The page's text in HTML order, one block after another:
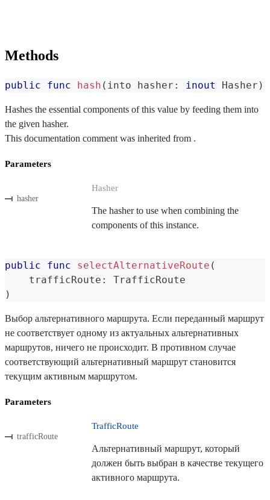
Methods
public func hash ( into hasher : inout Hasher )
Hashes the essential components of this value by feeding them into
the given hasher.
This documentation comment was inherited from .
Parameters
hasher
Hasher
The hasher to use when combining the
components of this instance.
public func selectAlternativeRoute (
    trafficRoute
:
TrafficRoute
)
Выбор альтернативного маршрута. Если переданный маршрут
не соответствует одному из актуальных альтернативных
маршрутов, ничего не происходит. В противном случае
соответствующий альтернативный маршрут становится
текущим активным маршрутом.
Parameters
trafficRoute
TrafficRoute
Альтернативный маршрут, который
должен быть выбран в качестве текущего
активного маршрута.